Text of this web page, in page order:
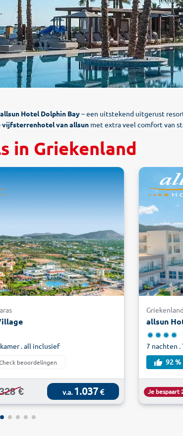
voor alle Griekenland-fans: maar liefsttwee nieuwe
allsun Hotel Dolphin Bay– een uitstekend uitgerust
vijfsterrenhotel van allsun met extra veel comfort van
in Griekenland
. all inclusief
beoordelingen
€ v.a. 1.037€
allsun
7 nachten .
92 %
Je bespaart